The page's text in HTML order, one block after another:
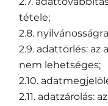
tétele;
2.8.
2.9. adattörlés:
nem lehetséges;
2.10.
2.11. adatzárolás: